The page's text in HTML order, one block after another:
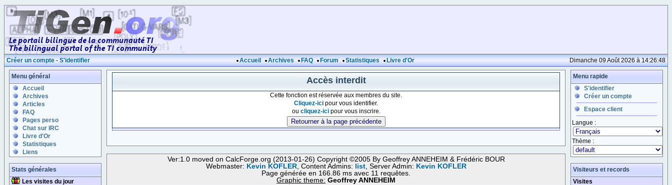
Créer un compte - S'identifier Accueil Archives FAQ Forum Statistiques Livre d'Or Dimanche 09 Août 2026 à 14:26:48
Menu général
Accueil
Archives
Articles
FAQ
Pages perso
Chat sur IRC
Livre d'Or
Statistiques
Liens
Stats générales
Les visites du jour
Accès interdit
Cette fonction est réservée aux membres du site.
Cliquez-ici pour vous identifier.
ou cliquez-icipour vous inscrire.
Ver:1.0 moved on CalcForge.org (2013-01-26) Copyright ©2005 By Geoffrey ANNEHEIM & Frédéric BOUR
Webmaster: Kevin KOFLER, Content Admins: list, Server Admin: Kevin KOFLER
Page générée en 166.86 ms avec 11 requêtes.
Graphic theme: Geoffrey ANNEHEIM
Menu rapide
S'identifier
Créer un compte
Espace client
Langue :
Thème :
Visiteurs et records
Visites